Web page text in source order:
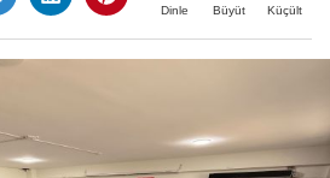
Dinle Büyüt Küçült